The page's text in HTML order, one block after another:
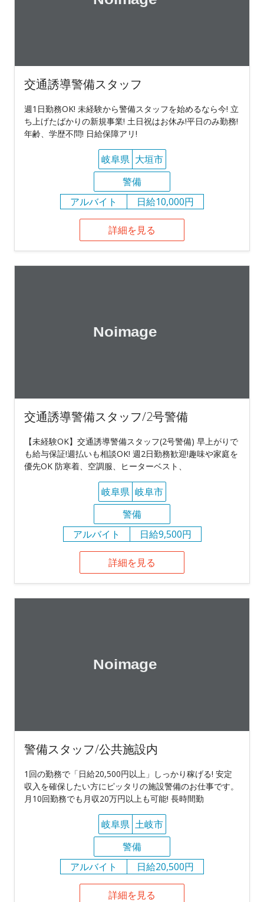
交通誘導警備スタッフ
週1日勤務OK! 未経験から警備スタッフを始めるなら今! 立
ち上げたばかりの新規事業! 土日祝はお休み!平日のみ勤務!
年齢、学歴不問! 日給保障アリ!
岐阜県 大垣市
警備
アルバイト
日給10,000円
詳細を見る
交通誘導警備スタッフ/2号警備
【未経験OK】交通誘導警備スタッフ(2号警備) 早上がりで
も給与保証!週払いも相談OK! 週2日勤務歓迎!趣味や家庭を
優先OK 防寒着、空調服、ヒーターベスト、
岐阜県 岐阜市
警備
アルバイト
日給9,500円
詳細を見る
警備スタッフ/公共施設内
1回の勤務で「日給20,500円以上」しっかり稼げる! 安定
収入を確保したい方にピッタリの施設警備のお仕事です。
月10回勤務でも月収20万円以上も可能! 長時間勤
岐阜県 土岐市
警備
アルバイト
日給20,500円
詳細を見る